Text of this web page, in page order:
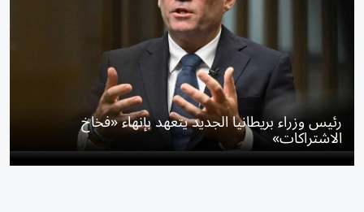
رئيس وزراء بريطانيا الجديد يتعهد بإنهاء «فخاخ
الاشتراكات»